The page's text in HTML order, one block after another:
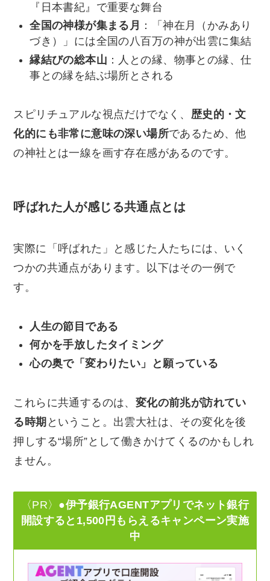
『日本書紀』で重要な舞台
全国の神様が集まる月
：「神在月（かみあり
づき）」には全国の八百万の神が出雲に集結
縁結びの総本山 ：人との縁、物事との縁、仕
事との縁を結ぶ場所とされる
スピリチュアルな視点だけでなく、 歴史的・文
化的にも非常に意味の深い場所であるため、他
の神社とは一線を画す存在感があるのです。
呼ばれた人が感じる共通点とは
実際に「呼ばれた」と感じた人たちには、いく
つかの共通点があります。以下はその一例で
す。
人生の節目である
何かを手放したタイミング
心の奥で「変わりたい」と願っている
これらに共通するのは、 変化の前兆が訪れてい
る時期 ということ。出雲大社は、その変化を後
押しする“場所”として働きかけてくるのかもしれ
ません。
〈PR〉 ●伊予銀行AGENTアプリでネット銀行
開設すると1,500円もらえるキャンペーン実施
中